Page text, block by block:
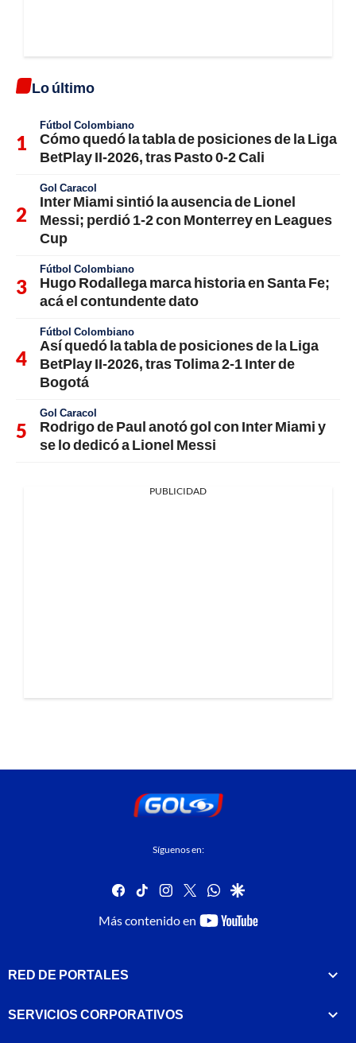
Lo último
Fútbol Colombiano
Cómo quedó la tabla de posiciones de la Liga
BetPlay II-2026, tras Pasto 0-2 Cali
Gol Caracol
Inter Miami sintió la ausencia de Lionel
Messi; perdió 1-2 con Monterrey en Leagues
Cup
Fútbol Colombiano
Hugo Rodallega marca historia en Santa Fe;
acá el contundente dato
Fútbol Colombiano
Así quedó la tabla de posiciones de la Liga
BetPlay II-2026, tras Tolima 2-1 Inter de
Bogotá
Gol Caracol
Rodrigo de Paul anotó gol con Inter Miami y
se lo dedicó a Lionel Messi
PUBLICIDAD
Síguenos en:
facebook
tiktok instagram
twitterwhatsapp
google
Más contenido en
youtube-
RED DE PORTALES
SERVICIOS CORPORATIVOS